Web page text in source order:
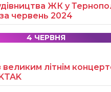
ЖК у
червень 2024
4 ЧЕРВНЯ
великим літнім